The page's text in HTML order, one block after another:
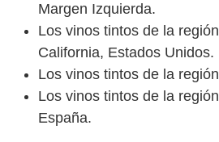
Margen Izquierda.
Los vinos tintos de la
California, Estados Unidos.
Los vinos tintos de la
Los vinos tintos de la
España.